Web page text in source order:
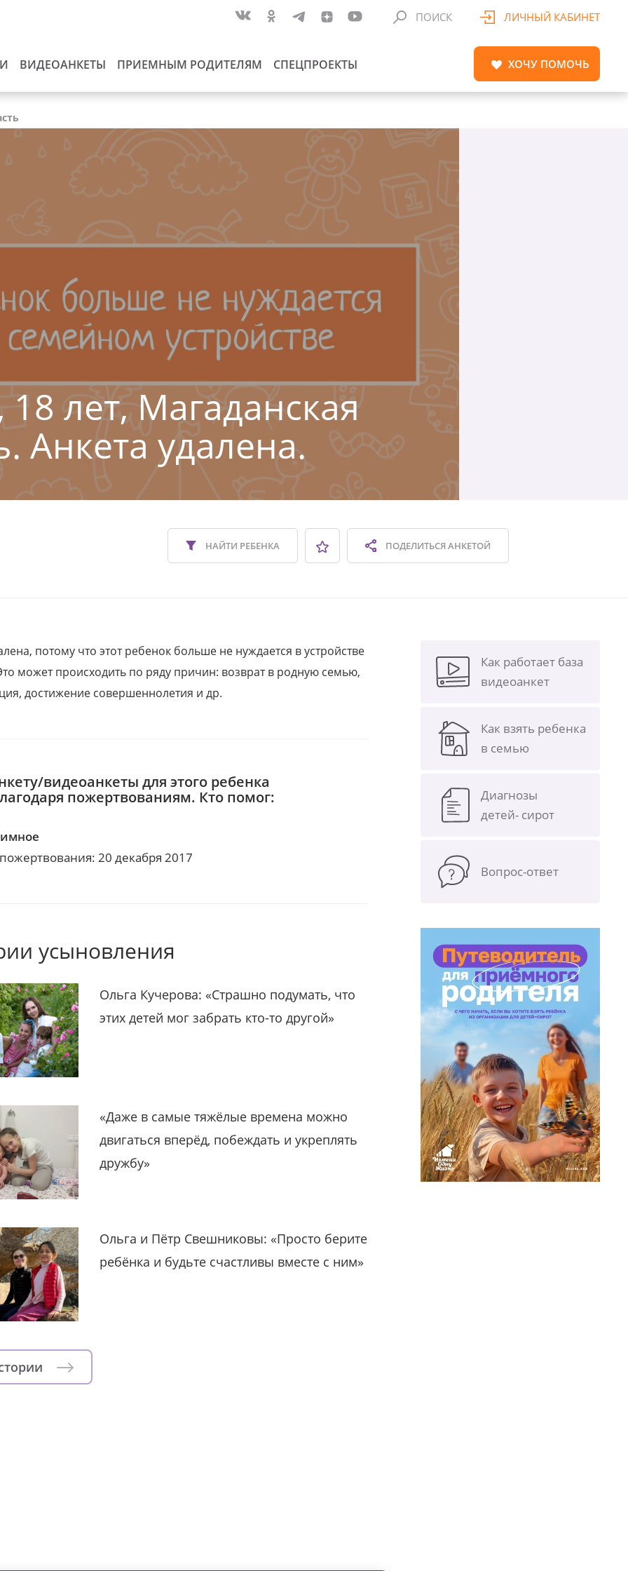
ВИДЕОАНКЕТЫ ПРИЕМНЫМ РОДИТЕЛЯМ СПЕЦПРОЕКТЫ
ПОИСК ЛИЧНЫЙ КАБИНЕТ
ХОЧУ ПОМОЧЬ
18 лет, Магаданская
Анкета удалена.
ПОДЕЛИТЬСЯАНКЕТОЙ
НАЙТИ РЕБЕНКА
потому что этот ребенок больше не нуждается в устройстве
может происходить по ряду причин: возврат в родную семью,
достижение совершеннолетия и др.
видеоанкеты для этого ребенка
пожертвованиям. Кто помог:
20 декабря 2017
усыновления
Ольга Кучерова: «Страшно подумать, что
этих детей мог забрать кто-то другой»
«Даже в самые тяжёлые времена можно
двигаться вперёд, побеждать и укреплять
дружбу»
Ольга и Пётр Свешниковы: «Просто берите
ребёнка и будьте счастливы вместе с ним»
Как работает база
видеоанкет
Как взять ребенка
в семью
Диагнозы
детей- сирот
Вопрос-ответ